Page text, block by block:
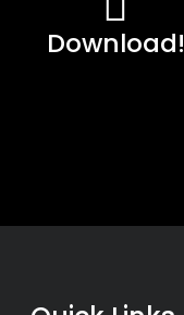
Download!